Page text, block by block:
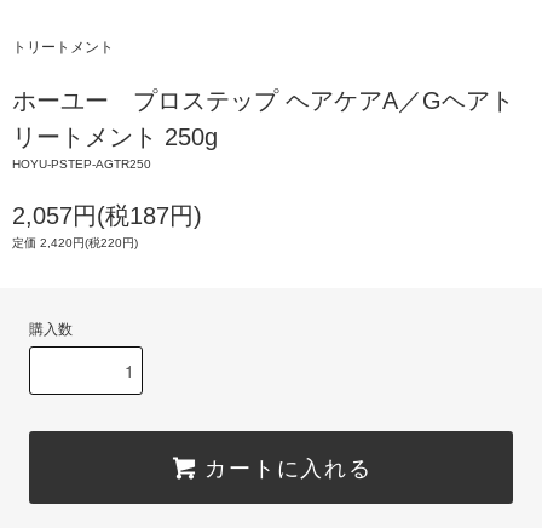
トリートメント
ホーユー プロステップ ヘアケアA／Gヘアト
リートメント 250g
HOYU-PSTEP-AGTR250
2,057円(税187円)
定価 2,420円(税220円)
購入数
カートに入れる